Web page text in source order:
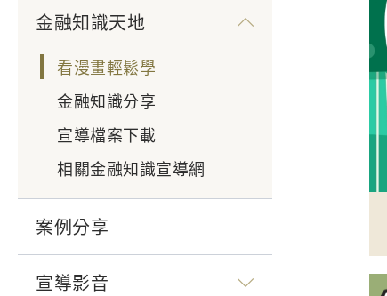
金融知識天地
看漫畫輕鬆學
金融知識分享
宣導檔案下載
相關金融知識宣導網
案例分享
宣導影音